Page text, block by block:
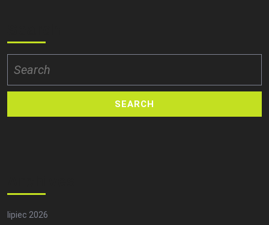
for:
lipiec 2026